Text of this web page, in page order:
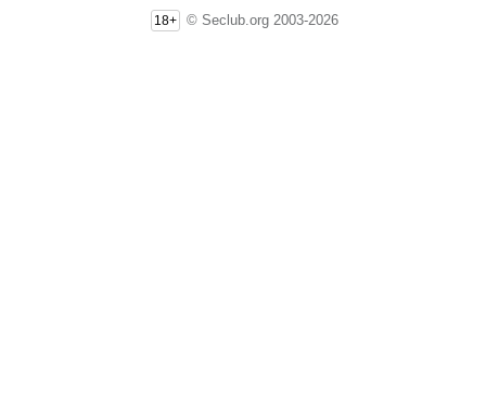
18+ © Seclub.org 2003-2026